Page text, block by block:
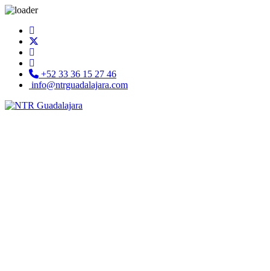
+52 33 36 15 27 46
info@ntrguadalajara.com